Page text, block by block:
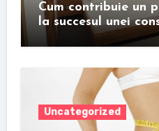
Cum contribuie un
la succesul unei
Uncategorized